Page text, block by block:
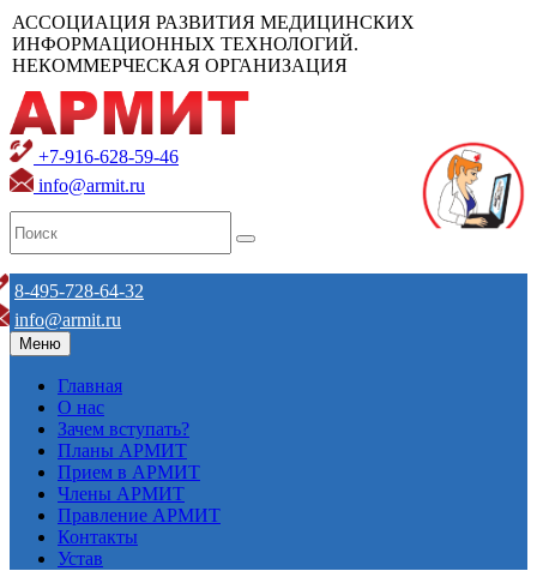
АССОЦИАЦИЯ РАЗВИТИЯ МЕДИЦИНСКИХ
ИНФОРМАЦИОННЫХ ТЕХНОЛОГИЙ.
НЕКОММЕРЧЕСКАЯ ОРГАНИЗАЦИЯ
+7-916-628-59-46
info@armit.ru
8-495-728-64-32
info@armit.ru
Меню
Главная
О нас
Зачем вступать?
Планы АРМИТ
Прием в АРМИТ
Члены АРМИТ
Правление АРМИТ
Контакты
Устав